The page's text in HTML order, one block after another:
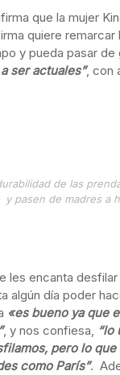
que la mujer
quiere
y pueda pasar
ser actuales”, con
de las
y pasen de madres a
les encanta desfilar
algún día poder
«es bueno ya que
, y nos confiesa, “lo
pero lo
como París”.